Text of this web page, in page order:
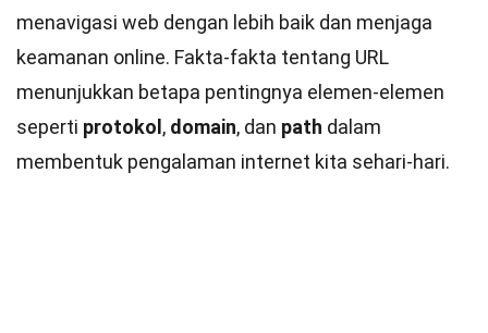
menavigasi web dengan lebih baik dan menjaga
keamanan online. Fakta-fakta tentang URL
menunjukkan betapa pentingnya elemen-elemen
seperti protokol , domain, dan path dalam
membentuk pengalaman internet kita sehari-hari.